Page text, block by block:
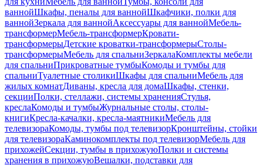
ваннойШкафы, пеналы для ваннойШкафчики, полки для
ваннойЗеркала для ваннойАксессуары для ваннойМебель-
трансформерМебель-трансформерКровати-
трансформерыДетские кроватки-трансформерыСтолы-
трансформерыМебель для спальниЗеркалаКомплекты мебели
для спальниПрикроватные тумбыКомоды и тумбы для
спальниТуалетные столикиШкафы для спальниМебель для
жилых комнатДиваны, кресла для домаШкафы, стенки,
секцииПолки, стеллажи, системы храненияСтулья,
креслаКомоды и тумбыЖурнальные столы, столы-
книгиКресла-качалки, кресла-маятникиМебель для
телевизораКомоды, тумбы под телевизорКронштейны, стойки
для телевизораКаминокомплекты под телевизорМебель для
прихожейСекции, тумбы в прихожуюПолки и системы
хранения в прихожуюВешалки, подставки для